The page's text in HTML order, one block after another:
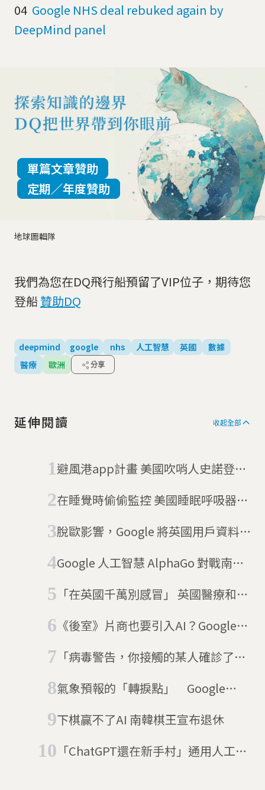
04 Google NHS deal rebuked again by
DeepMind panel
地球圖輯隊
單篇文章贊助
定期／年度贊助
我們為您在DQ飛行船預留了VIP位子，期待您
登船贊助DQ
deepmind google nhs 人工智慧 英國
數據
醫療
歐洲 分享
延伸閱讀 收起全部
避風港app計畫 美國吹哨人史諾登讓
在睡覺時偷偷監控 美國睡眠呼吸器自
脫歐影響，Google 將英國用戶資料
Google 人工智慧 AlphaGo 對戰南韓
「在英國千萬別感冒」 英國醫療和台
《後室》片商也要引入AI？Google砸
做小事
「病毒警告，你接觸的某人確診了」
氣象預報的「轉捩點」 Google
的AI天氣預測系統下棋贏不了AI 南韓棋王宣布退休
「ChatGPT還在新手村」通用人工智